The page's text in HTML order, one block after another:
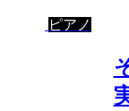
ピアノ